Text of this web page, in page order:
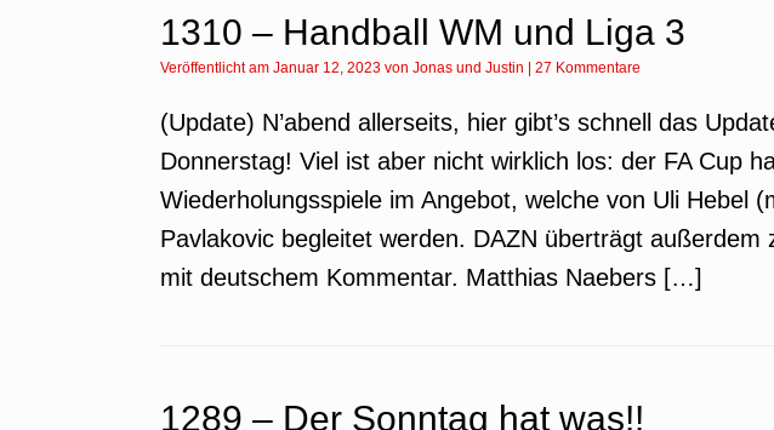
1310 – Handball WM und Liga 3
Veröffentlicht am Januar 12, 2023 von Jonas und Justin 27 Kommentare
(Update) N’abend allerseits, hier gibt’s schnell das
Donnerstag! Viel ist aber nicht wirklich los: der FA Cup
Wiederholungsspiele im Angebot, welche von Uli Hebel
Pavlakovic begleitet werden. DAZN überträgt außerdem
mit deutschem Kommentar. Matthias Naebers […]
1289 – Der Sonntag hat was!!